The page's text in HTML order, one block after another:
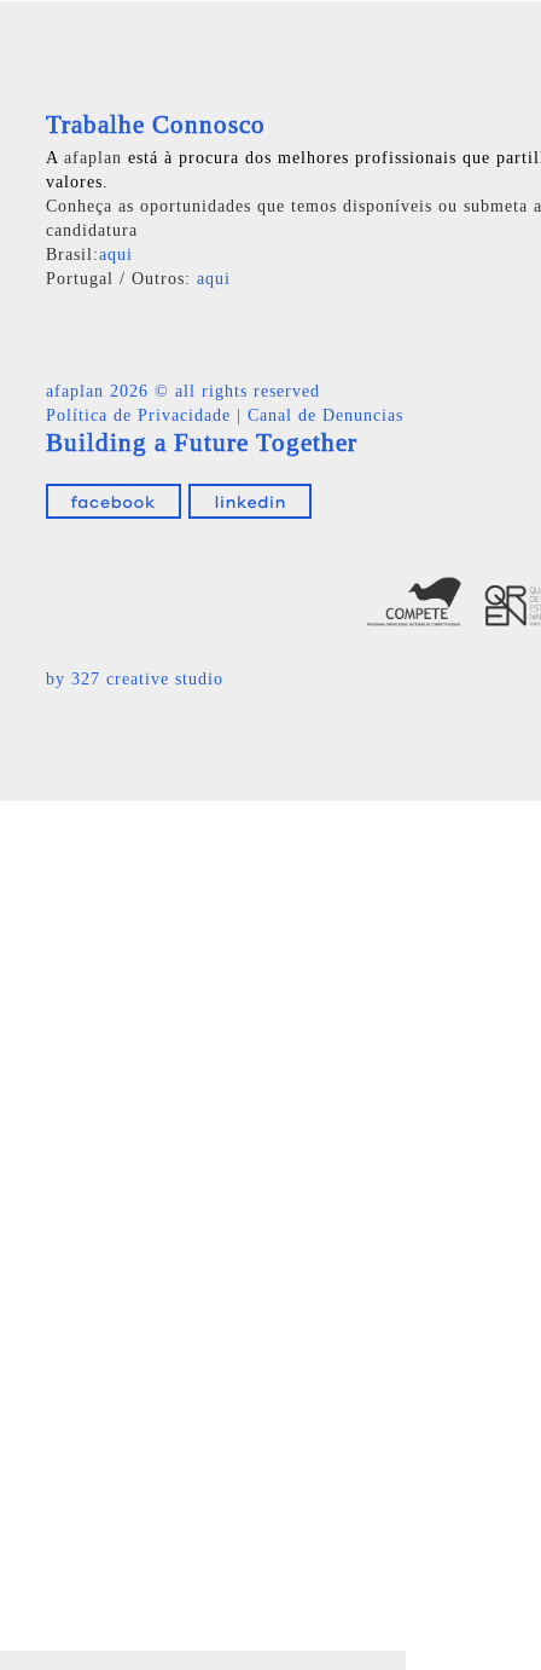
Trabalhe Connosco
A afaplan está à procura dos melhores profissionais que
valores.
Conheça as oportunidades que temos disponíveis ou submeta
candidatura
Brasil:aqui
Portugal / Outros: aqui
afaplan 2026 © all rights reserved
Política de Privacidade
Canal de Denuncias
Building a Future Together
by 327 creative studio